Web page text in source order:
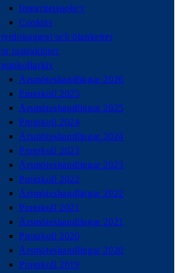
Integritetspolicy
Cookies
och blanketter
instruktörer
Årsmöteshandlingar 2026
Protokoll 2025
Årsmöteshandlingar 2025
Protokoll 2024
Årsmöteshandlingar 2024
Protokoll 2023
Årsmöteshandlingar 2023
Protokoll 2022
Årsmöteshandlingar 2022
Protokoll 2021
Årsmöteshandlingar 2021
Protokoll 2020
Årsmöteshandlingar 2020
Protokoll 2019